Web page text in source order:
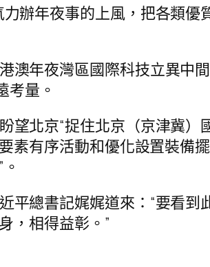
辦年夜事的上風，把各類優
澳年夜灣區國際科技立異中
考量。
望北京“捉住北京（京津冀）
素有序活動和優化設置裝備
平總書記娓娓道來：“要看到
，相得益彰。”